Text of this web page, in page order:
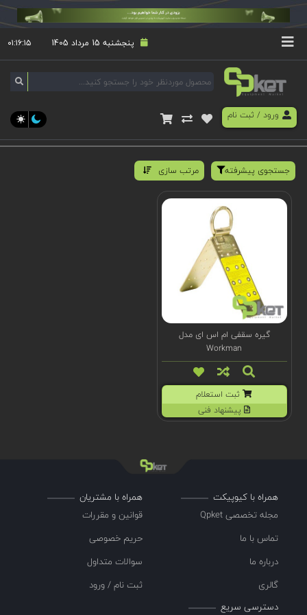
پنجشنبه 15 مرداد 1405 ۰۱:۱۶:۱۵
ورود/ ثبت نام
جستجوی پیشرفته مرتب سازی
گیره سقفی ام اس ای مدل
Workman
ثبت استعلام
پیشنهاد فنی
همراه با کیوپیکت
مجله تخصصی Qpket
تماس با ما
درباره ما
گالری
همراه با مشتریان
قوانین و مقررات
حریم خصوصی
سوالات متداول
ثبت نام / ورود
دسترسی سریع